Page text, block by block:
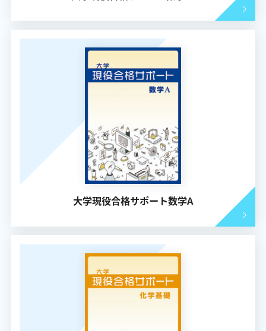
大学現役合格サポート数学A